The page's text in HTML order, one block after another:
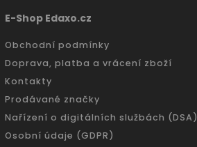
E-Shop Edaxo.cz
Obchodní podmínky
Doprava, platba a vrácení zboží
Kontakty
Prodávané značky
Nařízení o digitálních službách (DSA)
Osobní údaje (GDPR)